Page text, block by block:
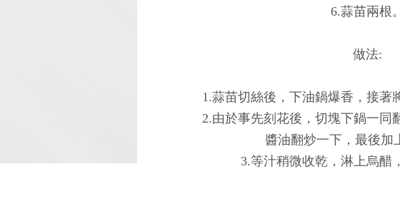
6.蒜苗兩根。
做法:
1.蒜苗切絲後，下油鍋爆香，接著
2.由於事先刻花後，切塊下鍋一同
醬油翻炒一下，最後加
3.等汁稍微收乾，淋上烏醋